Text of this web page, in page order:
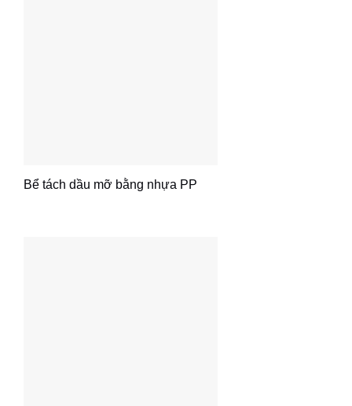
Bể tách dầu mỡ bằng nhựa PP